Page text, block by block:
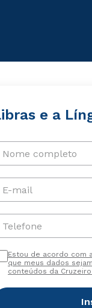
e a
Nome completo
E-mail
Telefone
Estou de acordo com
que meus dados
conteúdos da